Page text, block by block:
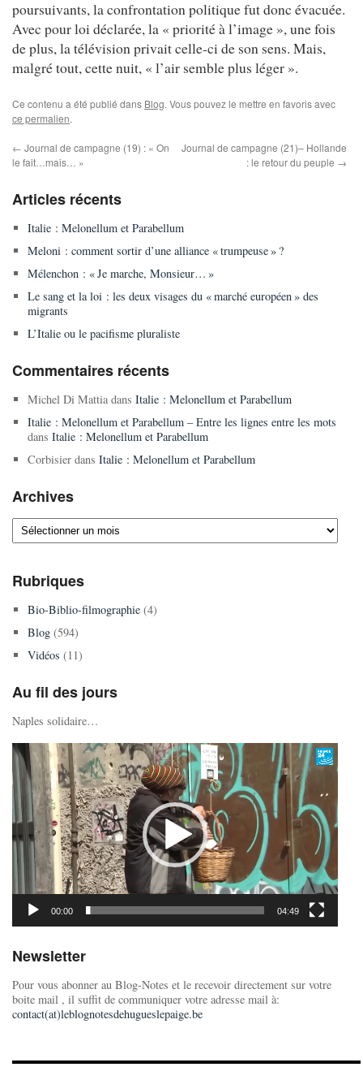
poursuivants, la confrontation politique fut donc évacuée.
Avec pour loi déclarée, la « priorité à l’image », une fois
de plus, la télévision privait celle-ci de son sens. Mais,
malgré tout, cette nuit, « l’air semble plus léger ».
Ce contenu a été publié dans Blog. Vous pouvez le mettre en favoris avec
ce permalien.
← Journal de campagne (19) : « On
le fait…mais… »
Journal de campagne (21)– Hollande
: le retour du peuple →
Articles récents
Italie : Melonellum et Parabellum
Meloni : comment sortir d’une alliance « trumpeuse » ?
Mélenchon : « Je marche, Monsieur… »
Le sang et la loi : les deux visages du « marché européen » des
migrants
L’Italie ou le pacifisme pluraliste
Commentaires récents
Michel Di Mattiadans Italie : Melonellum et Parabellum
Italie : Melonellum et Parabellum – Entre les lignes entre les mots
dans Italie : Melonellum et Parabellum
Corbisierdans Italie : Melonellum et Parabellum
Archives
Archives
Rubriques
Bio-Biblio-filmographie(4)
Blog(594)
Vidéos (11)
Au fil des jours
Naples solidaire…
Lecteur
vidéo
00:00 04:49
Newsletter
Pour vous abonner au Blog-Notes et le recevoir directement sur votre
boite mail , il suffit de communiquer votre adresse mail à:
contact(at)leblognotesdehugueslepaige.be